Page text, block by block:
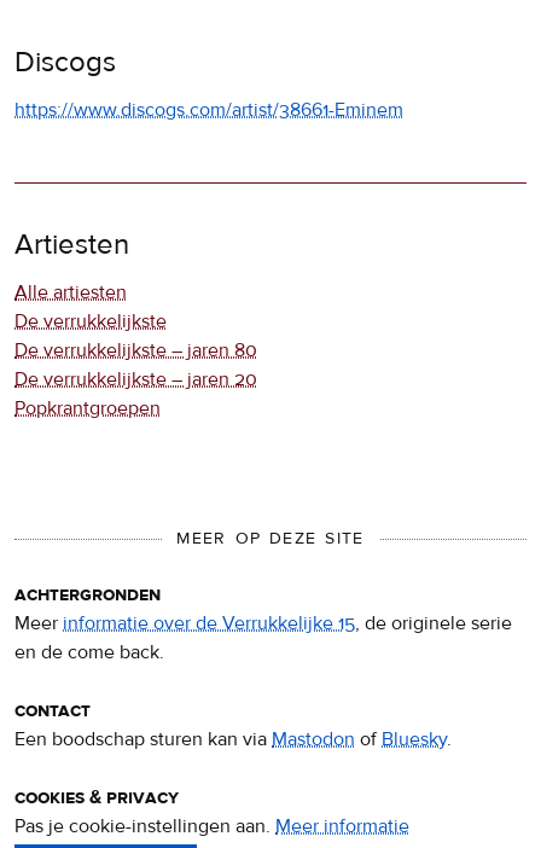
Discogs
https://www.discogs.com/artist/38661-Eminem
Artiesten
Alle artiesten
De verrukkelijkste
De verrukkelijkste – jaren 80
De verrukkelijkste – jaren 20
Popkrantgroepen
MEER OP DEZE SITE
achtergronden
Meer informatie over de Verrukkelijke 15, de originele serie
en de come back.
contact
Een boodschap sturen kan via Mastodon ofBluesky.
cookies & privacy
Pas je cookie-instellingen aan. Meer informatie